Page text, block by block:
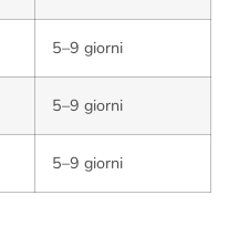
5–9 giorni
5–9 giorni
5–9 giorni